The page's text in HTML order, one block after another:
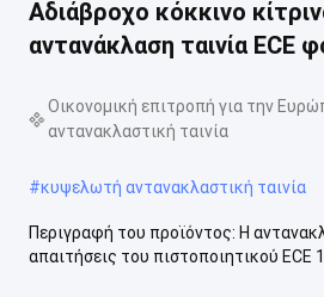
Αδιάβροχο κόκκινο
αντανάκλαση ταινία ECE
Οικονομική επιτροπή για την
αντανακλαστική ταινία
#κυψελωτή αντανακλαστική ταινία
Περιγραφή του προϊόντος: Η
απαιτήσεις του πιστοποιητικού ECE